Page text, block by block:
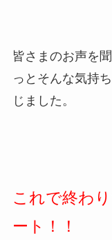
皆さまのお声を
っとそんな気持
じました。
これで終わ
ート！！